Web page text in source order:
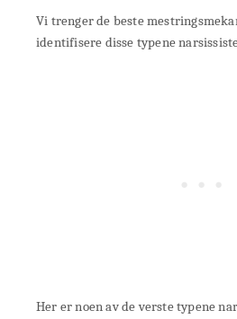
Vi trenger de beste
identifisere disse typene
Her er noen av de verste typene